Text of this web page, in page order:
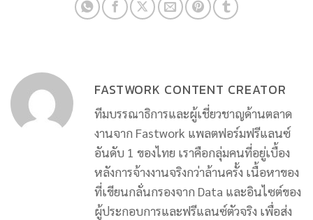
FASTWORK CONTENT CREATOR
ทีมบรรณาธิการและผู้เชี่ยวชาญด้านตลาด
งานจาก Fastwork แพลตฟอร์มฟรีแลนซ์
อันดับ 1 ของไทย เราคือกลุ่มคนที่อยู่เบื้อง
หลังการจ้างงานจริงกว่าล้านครั้ง เนื้อหาของ
ที่เขียนกลั่นกรองจาก Data และอินไซต์ของ
ผู้ประกอบการและฟรีแลนซ์ตัวจริง เพื่อส่ง